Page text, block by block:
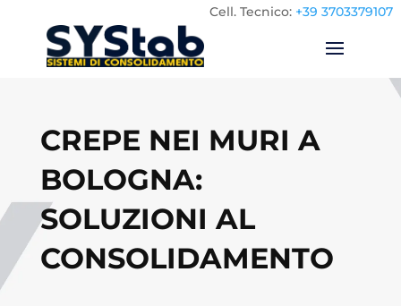
Cell. Tecnico: +39 3703379107
CREPE NEI MURI A
BOLOGNA:
SOLUZIONI AL
CONSOLIDAMENTO